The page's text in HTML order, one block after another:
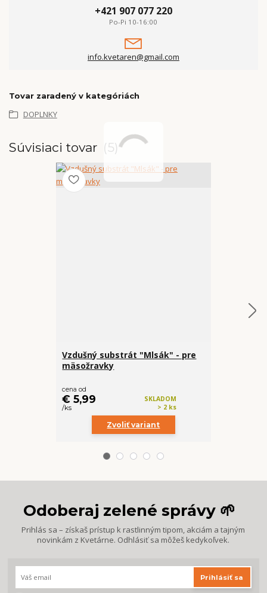
+421 907 077 220
Po-Pi 10-16:00
info.kvetaren@gmail.com
Tovar zaradený v kategóriách
DOPLNKY
Súvisiaci tovar 5
Vzdušný substrát "Mlsák" - pre
mäsožravky
cena od
€ 5,99
/ks
SKLADOM
> 2 ks
Zvoliť variant
Odoberaj zelené správy 🌱
Prihlás sa – získaš prístup k rastlinným tipom, akciám a tajným
novinkám z Kvetárne. Odhlásiť sa môžeš kedykoľvek.
Prihlásiť sa